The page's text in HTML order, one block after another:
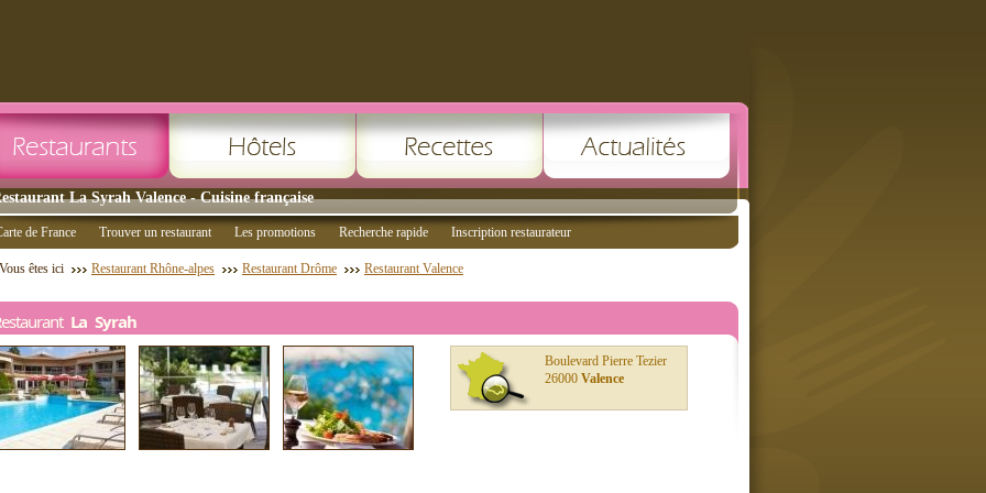
La Syrah Valence - Cuisine française
de France Trouver un restaurant Les promotions Recherche rapide Inscription restaurateur
Vous êtes ici Restaurant Rhône-alpes Restaurant Drôme Restaurant Valence
La Syrah
Boulevard Pierre Tezier
26000 Valence